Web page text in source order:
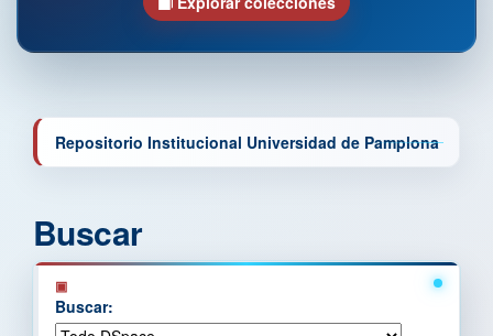
Repositorio Institucional Universidad de Pamplona
Buscar
Buscar: